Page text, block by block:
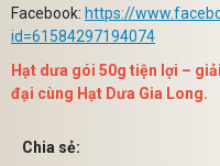
Facebook: https://
id=61584297194074
Hạt dưa gói 50g tiện lợi –
đại cùng Hạt Dưa Gia Long.
Chia sẻ: